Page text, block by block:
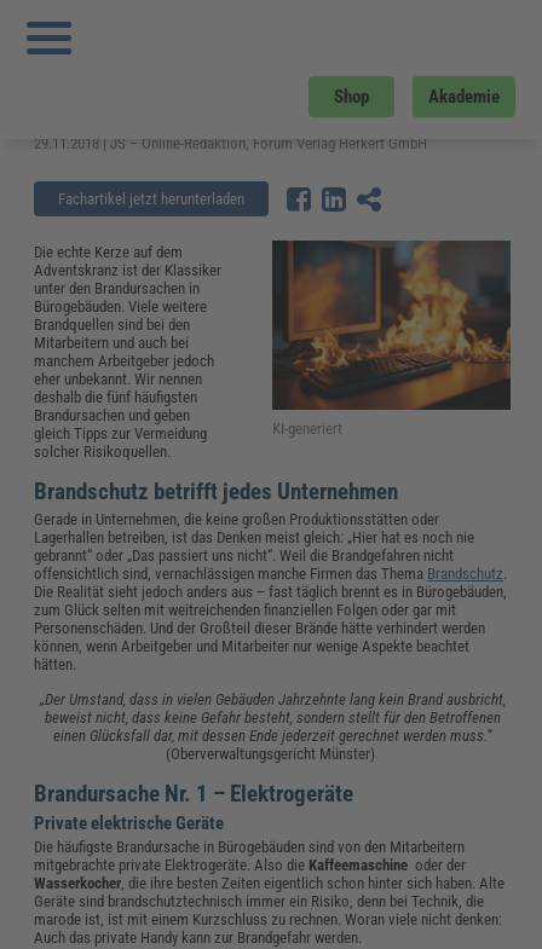
Shop Akademie
Sie sind hier:
Das sind die 5 häufigsten Brandursachen
Brandgefahren im Büro: Das sind die
5 häufigsten Brandursachen
29.11.2018 | JS – Online-Redaktion, Forum Verlag Herkert GmbH
Fachartikel jetzt herunterladen
KI-generiert
Die echte Kerze auf dem
Adventskranz ist der Klassiker
unter den Brandursachen in
Bürogebäuden. Viele weitere
Brandquellen sind bei den
Mitarbeitern und auch bei
manchem Arbeitgeber jedoch
eher unbekannt. Wir nennen
deshalb die fünf häufigsten
Brandursachen und geben
gleich Tipps zur Vermeidung
solcher Risikoquellen.
Brandschutz betrifft jedes Unternehmen
Gerade in Unternehmen, die keine großen Produktionsstätten oder
Lagerhallen betreiben, ist das Denken meist gleich: „Hier hat es noch nie
gebrannt“ oder „Das passiert uns nicht“. Weil die Brandgefahren nicht
offensichtlich sind, vernachlässigen manche Firmen das Thema Brandschutz.
Die Realität sieht jedoch anders aus – fast täglich brennt es in Bürogebäuden,
zum Glück selten mit weitreichenden finanziellen Folgen oder gar mit
Personenschäden. Und der Großteil dieser Brände hätte verhindert werden
können, wenn Arbeitgeber und Mitarbeiter nur wenige Aspekte beachtet
hätten.
„Der Umstand, dass in vielen Gebäuden Jahrzehnte lang kein Brand ausbricht,
beweist nicht, dass keine Gefahr besteht, sondern stellt für den Betroffenen
einen Glücksfall dar, mit dessen Ende jederzeit gerechnet werden muss.“
(Oberverwaltungsgericht Münster)
Brandursache Nr. 1 – Elektrogeräte
Private elektrische Geräte
Die häufigste Brandursache in Bürogebäuden sind von den Mitarbeitern
mitgebrachte private Elektrogeräte. Also die Kaffeemaschine oder der
Wasserkocher, die ihre besten Zeiten eigentlich schon hinter sich haben. Alte
Geräte sind brandschutztechnisch immer ein Risiko, denn bei Technik, die
marode ist, ist mit einem Kurzschluss zu rechnen. Woran viele nicht denken:
Auch das private Handy kann zur Brandgefahr werden.